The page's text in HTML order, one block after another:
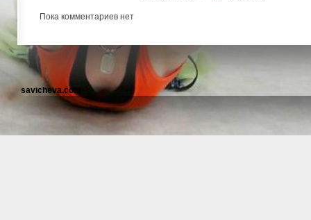
Пока комментариев нет
savicheva.com